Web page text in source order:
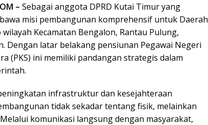
– Sebagai anggota DPRD Kutai Timur yang
misi pembangunan komprehensif untuk Daerah
Kecamatan Bengalon, Rantau Pulung,
Dengan latar belakang pensiunan Pegawai Negeri
(PKS) ini memiliki pandangan strategis dalam
infrastruktur dan kesejahteraan
tidak sekadar tentang fisik, melainkan
komunikasi langsung dengan masyarakat,